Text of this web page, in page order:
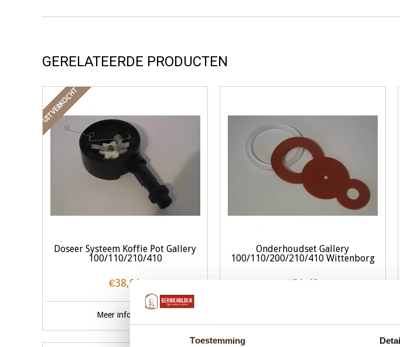
Toestemming
GERELATEERDE PRODUCTEN
UITVERKOCHT
Doseer Systeem Koffie Pot Gallery
100/110/210/410
€38,00
Meer informatie
Onderhoudset Gallery
100/110/200/210/410 Wittenborg
€21,40